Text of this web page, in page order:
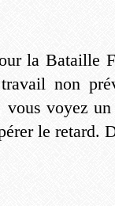
la Bataille
non
voyez
le retard.